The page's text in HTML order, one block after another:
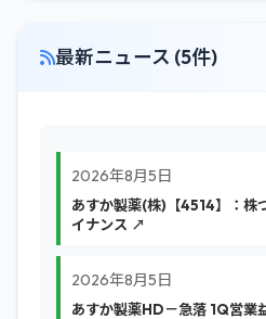
最新ニュース (5件)
2026年8月5日
あすか製薬(株)【4514】：株
イナンス ↗
2026年8月5日
あすか製薬HD－急落 1Q営業